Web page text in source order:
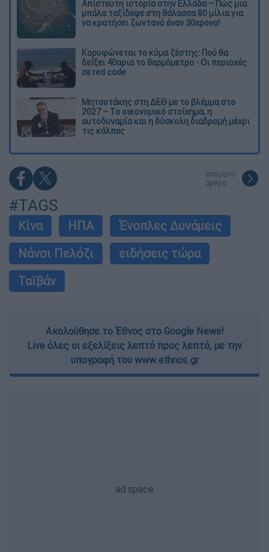
Απίστευτη ιστορία στην Ελλάδα – Πώς μια
μπάλα ταξίδεψε στη θάλασσα 80 μίλια για
να κρατήσει ζωντανό έναν 30χρονο!
Κορυφώνεται το κύμα ζέστης: Πού θα
δείξει 40αρια το θερμόμετρο - Οι περιοχές
σε red code
Μητσοτάκης στη ΔΕΘ με το βλέμμα στο
2027 – Το οικονομικό στοίχημα, η
αυτοδυναμία και η δύσκολη διαδρομή μέχρι
τις κάλπες
επόμενο
άρθρο
#TAGS
Κίνα ΗΠΑ
Ένοπλες Δυνάμεις
Νάνσι Πελόζι
ειδήσεις τώρα
Ταϊβάν
Ακολούθησε το Έθνος στο Google News!
Live όλες οι εξελίξεις λεπτό προς λεπτό, με την
υπογραφή του www.ethnos.gr